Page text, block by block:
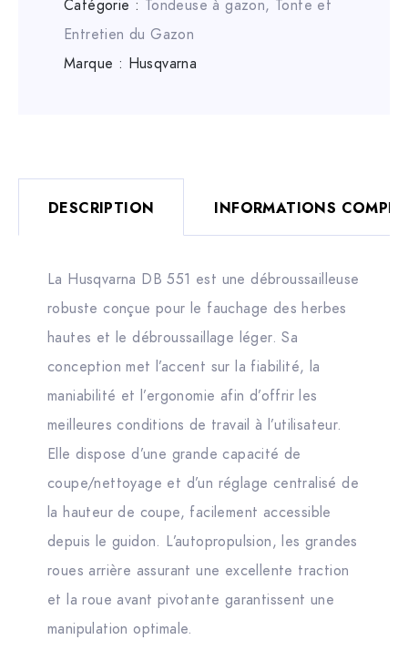
Catégorie : Tondeuse à gazon, Tonte et
Entretien du Gazon
Marque : Husqvarna
DESCRIPTION INFORMATIONS
La Husqvarna DB 551 est une débroussailleuse
robuste conçue pour le fauchage des herbes
hautes et le débroussaillage léger. Sa
conception met l’accent sur la fiabilité, la
maniabilité et l’ergonomie afin d’offrir les
meilleures conditions de travail à l’utilisateur.
Elle dispose d’une grande capacité de
coupe/nettoyage et d’un réglage centralisé de
la hauteur de coupe, facilement accessible
depuis le guidon. L’autopropulsion, les grandes
roues arrière assurant une excellente traction
et la roue avant pivotante garantissent une
manipulation optimale.